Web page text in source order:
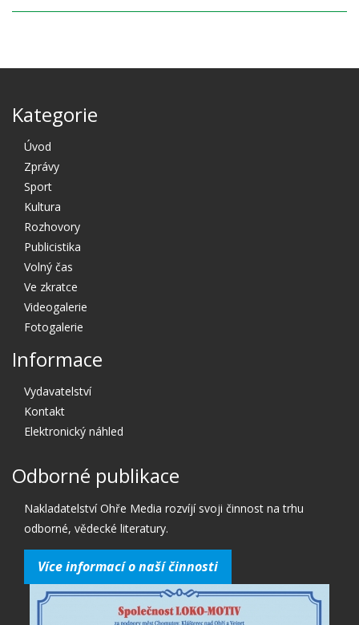
Kategorie
Úvod
Zprávy
Sport
Kultura
Rozhovory
Publicistika
Volný čas
Ve zkratce
Videogalerie
Fotogalerie
Informace
Vydavatelství
Kontakt
Elektronický náhled
Odborné publikace
Nakladatelství Ohře Media rozvíjí svoji činnost na trhu
odborné, vědecké literatury.
Více informací o naší činnosti